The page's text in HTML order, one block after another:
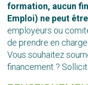
formation, aucun
Emploi) ne peut
employeurs ou
de prendre en
Vous souhaitez
financement ?